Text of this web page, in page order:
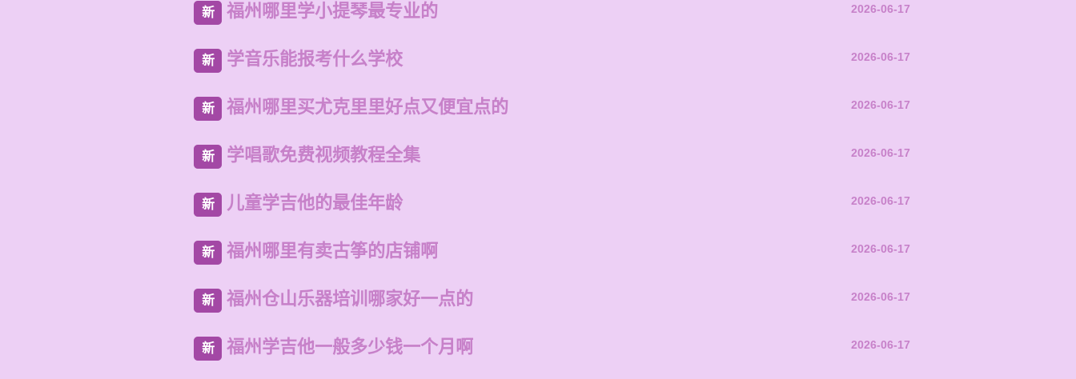
新 福州哪里学小提琴最专业的 2026-06-17
新 学音乐能报考什么学校 2026-06-17
新 福州哪里买尤克里里好点又便宜点的 2026-06-17
新 学唱歌免费视频教程全集 2026-06-17
新 儿童学吉他的最佳年龄 2026-06-17
新 福州哪里有卖古筝的店铺啊 2026-06-17
新 福州仓山乐器培训哪家好一点的 2026-06-17
新 福州学吉他一般多少钱一个月啊 2026-06-17